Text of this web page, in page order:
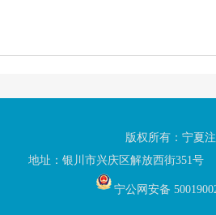
版权所有：宁夏
地址：银川市兴庆区解放西街
宁公网安备